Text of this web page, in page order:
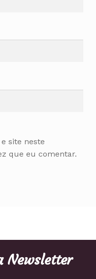
site neste
que eu comentar.
Newsletter